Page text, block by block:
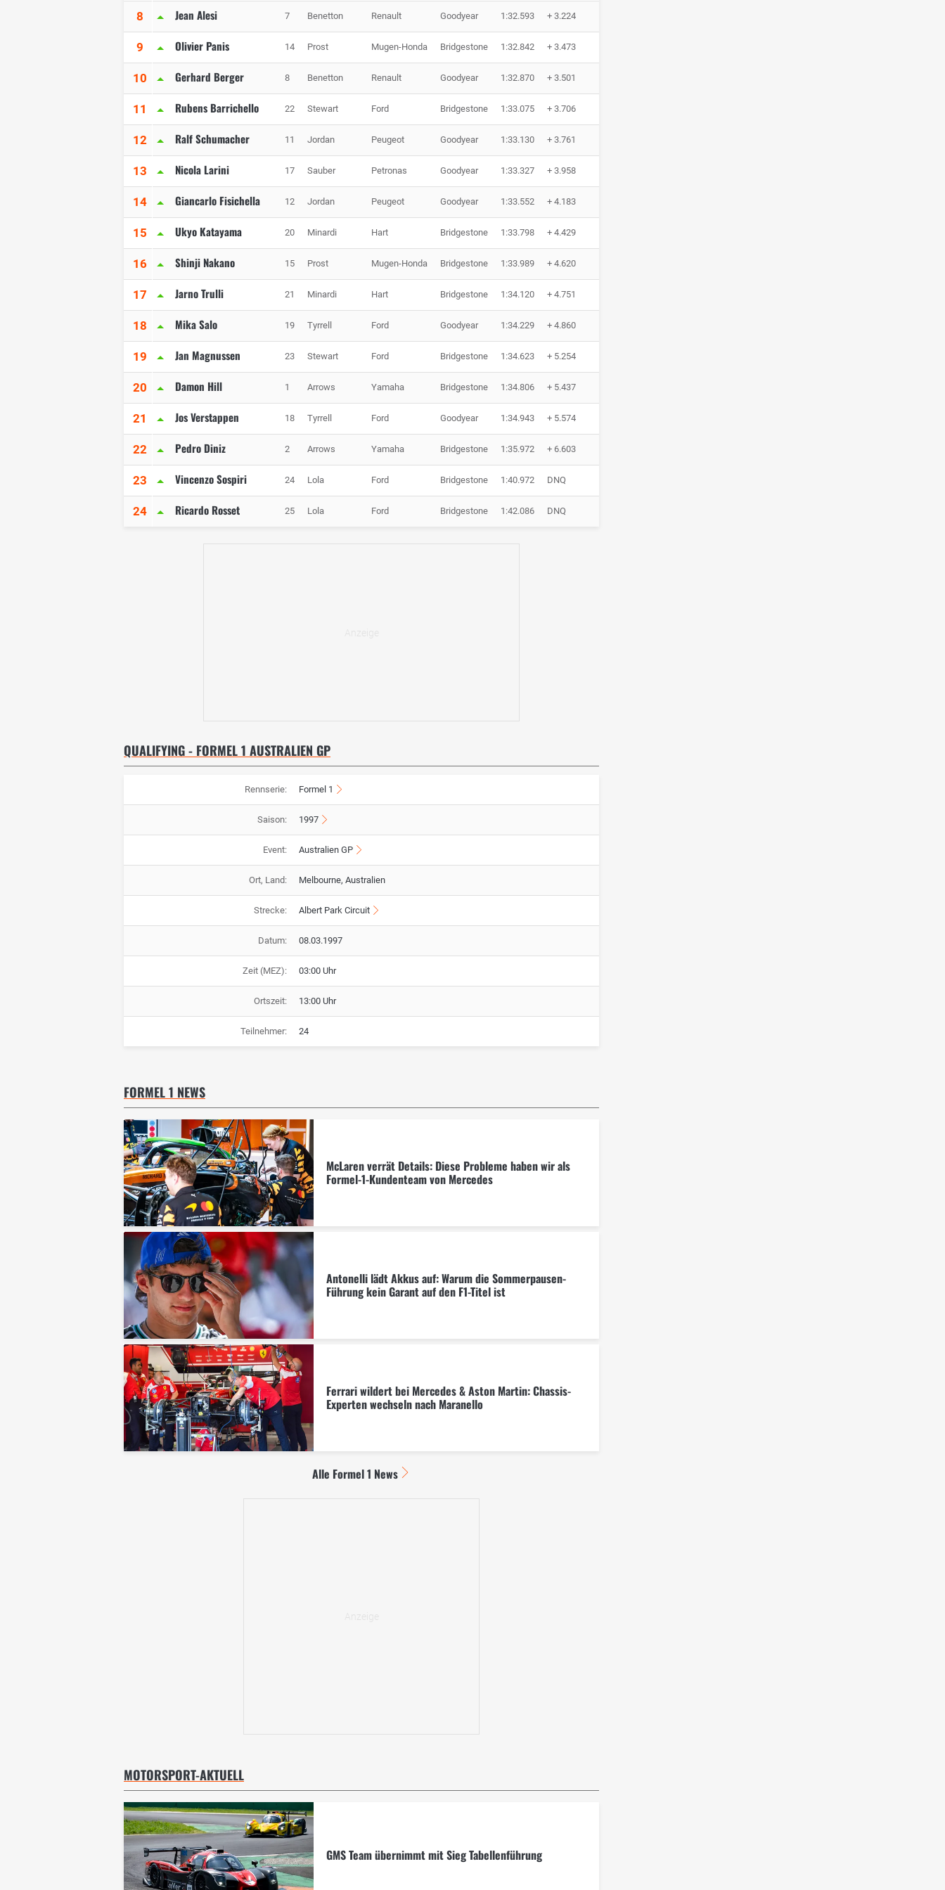
8 Jean Alesi 7 Benetton Renault Goodyear 1:32.593 + 3.224
9 Olivier Panis 14 Prost Mugen-Honda Bridgestone 1:32.842 + 3.473
10 Gerhard Berger 8 Benetton Renault Goodyear 1:32.870 + 3.501
11 Rubens Barrichello 22 Stewart Ford Bridgestone 1:33.075 + 3.706
12 Ralf Schumacher 11 Jordan Peugeot Goodyear 1:33.130 + 3.761
13 Nicola Larini 17 Sauber Petronas Goodyear 1:33.327 + 3.958
14 Giancarlo Fisichella 12 Jordan Peugeot Goodyear 1:33.552 + 4.183
15 Ukyo Katayama 20 Minardi Hart Bridgestone 1:33.798 + 4.429
16 Shinji Nakano 15 Prost Mugen-Honda Bridgestone 1:33.989 + 4.620
17 Jarno Trulli 21 Minardi Hart Bridgestone 1:34.120 + 4.751
18 Mika Salo 19 Tyrrell Ford Goodyear 1:34.229 + 4.860
19 Jan Magnussen 23 Stewart Ford Bridgestone 1:34.623 + 5.254
20 Damon Hill 1 Arrows Yamaha Bridgestone 1:34.806 + 5.437
21 Jos Verstappen 18 Tyrrell Ford Goodyear 1:34.943 + 5.574
22 Pedro Diniz 2 Arrows Yamaha Bridgestone 1:35.972 + 6.603
23 Vincenzo Sospiri 24 Lola Ford Bridgestone 1:40.972 DNQ
24 Ricardo Rosset 25 Lola Ford Bridgestone 1:42.086 DNQ
QUALIFYING - FORMEL 1 AUSTRALIEN GP
Rennserie: Formel 1
Saison: 1997
Event: Australien GP
Ort, Land: Melbourne, Australien
Strecke: Albert Park Circuit
Datum: 08.03.1997
Zeit (MEZ): 03:00 Uhr
Ortszeit: 13:00 Uhr
Teilnehmer: 24
FORMEL 1 NEWS
McLaren verrät Details: Diese Probleme haben wir als
Formel-1-Kundenteam von Mercedes
Antonelli lädt Akkus auf: Warum die Sommerpausen-
Führung kein Garant auf den F1-Titel ist
Ferrari wildert bei Mercedes & Aston Martin: Chassis-
Experten wechseln nach Maranello
Alle Formel 1 News
MOTORSPORT-AKTUELL
GMS Team übernimmt mit Sieg Tabellenführung